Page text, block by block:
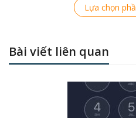
Next
Post
Lựa chọn
Bài viết liên quan